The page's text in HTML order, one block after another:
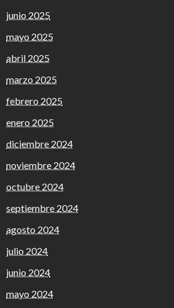
junio 2025
mayo 2025
abril 2025
marzo 2025
febrero 2025
enero 2025
diciembre 2024
noviembre 2024
octubre 2024
septiembre 2024
agosto 2024
julio 2024
junio 2024
mayo 2024